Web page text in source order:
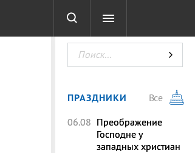
ТЕСТЫ
ПРАЗДНИКИ
Все
06.08 Преображение
Господне у
западных христиан